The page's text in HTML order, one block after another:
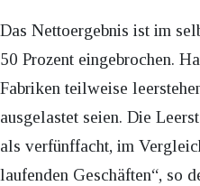
Das Nettoergebnis ist im
50 Prozent eingebrochen.
Fabriken teilweise
ausgelastet seien. Die
als verfünffacht, im
laufenden Geschäften“, so